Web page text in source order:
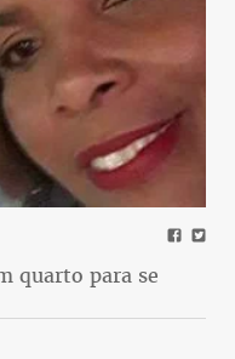
mão de obra
faz milagres,
conversão de
quando a Justiça
décadas, será
quarto para se